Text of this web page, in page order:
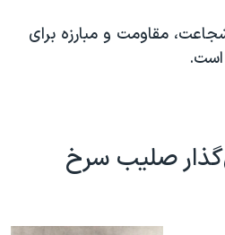
مقاومت و مبارزه برای
است.
صلیب سرخ